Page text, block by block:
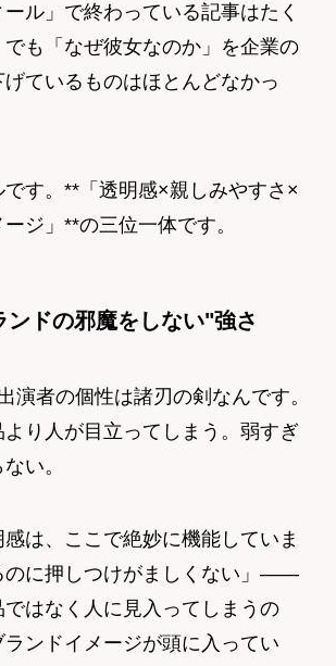
ル」で終わっている記事はたく
でも「なぜ彼女なのか」を企業の
ているものはほとんどなかっ
す。**「透明感×親しみやすさ×
ジ」**の三位一体です。
ドの邪魔をしない"強さ
演者の個性は諸刃の剣なんです。
り人が目立ってしまう。弱すぎ
い。
は、ここで絶妙に機能していま
のに押しつけがましくない」——
はなく人に見入ってしまうの
ンドイメージが頭に入ってい